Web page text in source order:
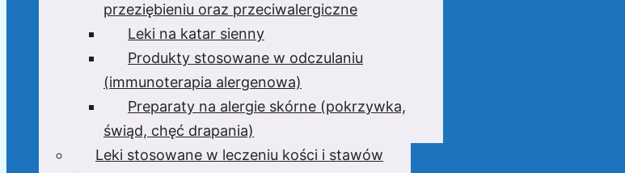
przeziębieniu oraz przeciwalergiczne
Leki na katar sienny
Produkty stosowane w odczulaniu
(immunoterapia alergenowa)
Preparaty na alergie skórne (pokrzywka,
świąd, chęć drapania)
Leki stosowane w leczeniu kości i stawów